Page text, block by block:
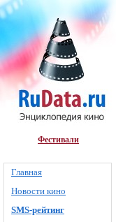
Фестивали
Главная
Новости кино
SMS-рейтинг